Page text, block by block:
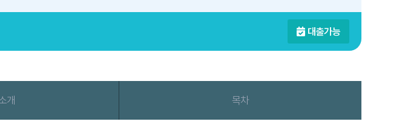
대출가능
개 목차